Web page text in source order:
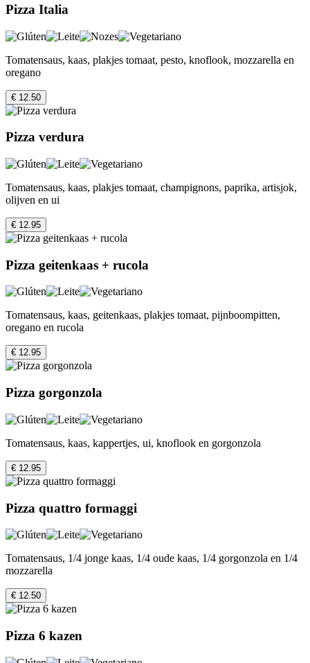
Pizza Italia
Tomatensaus, kaas, plakjes tomaat, pesto, knoflook, mozzarella en
oregano
€ 12.50
Pizza verdura
Tomatensaus, kaas, plakjes tomaat, champignons, paprika, artisjok,
olijven en ui
€ 12.95
Pizza geitenkaas + rucola
Tomatensaus, kaas, geitenkaas, plakjes tomaat, pijnboompitten,
oregano en rucola
€ 12.95
Pizza gorgonzola
Tomatensaus, kaas, kappertjes, ui, knoflook en gorgonzola
€ 12.95
Pizza quattro formaggi
Tomatensaus, 1/4 jonge kaas, 1/4 oude kaas, 1/4 gorgonzola en 1/4
mozzarella
€ 12.50
Pizza 6 kazen